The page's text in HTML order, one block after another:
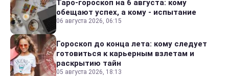
Таро-гороскоп на 6 августа: кому
обещают успех, а кому - испытание
06 августа 2026, 06:15
Гороскоп до конца лета: кому следует
готовиться к карьерным взлетам и
раскрытию тайн
05 августа 2026, 18:13